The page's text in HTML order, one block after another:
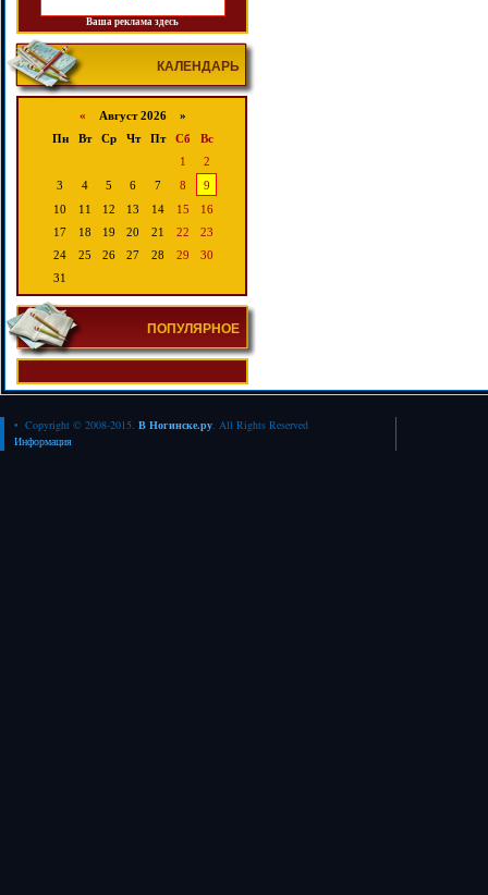
Ваша реклама здесь
КАЛЕНДАРЬ
« Август 2026 »
Пн
Вт Ср Чт Пт Сб
Вс
1
2
3
4 5 6 7 8
9
10
11 12 13 14 15
16
17
18 19 20 21 22
23
24
25 26 27 28 29
30
31
ПОПУЛЯРНОЕ
• Copyright © 2008-2015. В Ногинске.ру. All Rights Reserved
Информация